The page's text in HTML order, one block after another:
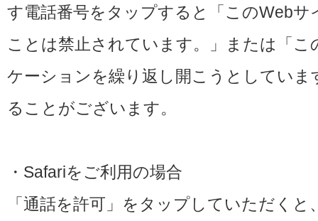
す電話番号をタップすると「このWeb
ことは禁止されています。」または「
ケーションを繰り返し開こうとしてい
ることがございます。
・Safariをご利用の場合
「通話を許可」をタップしていただく